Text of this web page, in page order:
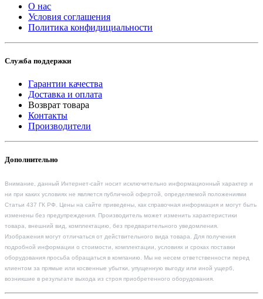
О нас
Условия соглашения
Политика конфидициальности
Служба поддержки
Гарантии качества
Доставка и оплата
Возврат товара
Контакты
Производители
Дополнительно
Внимание, данный Интернет-сайт носит исключительно информационный характер и
ни при каких условиях не является публичной офертой, определяемой положениями
Статьи 437 ГК РФ. Цены на сайте приведены, как справочная информация и могут быть
изменены без предупреждения. Производитель может изменить характеристики
товара, внешний вид, комплектацию, без предварительного уведомления.
Изображения могут отличаться от действительного вида товара. Для получения
подробной информации о стоимости, комплектации, условиях и сроках поставки
оборудования просьба обращаться в компанию. Мы не несем ответственности перед
клиентом за прямые или косвенные убытки, упущенную выгоду или иной ущерб,
возникшие в результате выхода из строя приобретенного оборудования.